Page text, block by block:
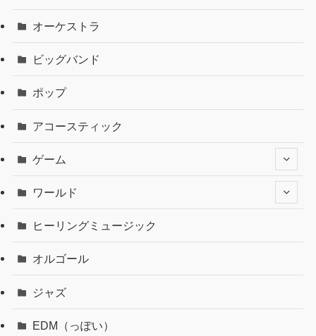
オーケストラ
ビッグバンド
ポップ
アコースティック
ゲーム
ワールド
ヒーリングミュージック
オルゴール
ジャズ
EDM（っぽい）